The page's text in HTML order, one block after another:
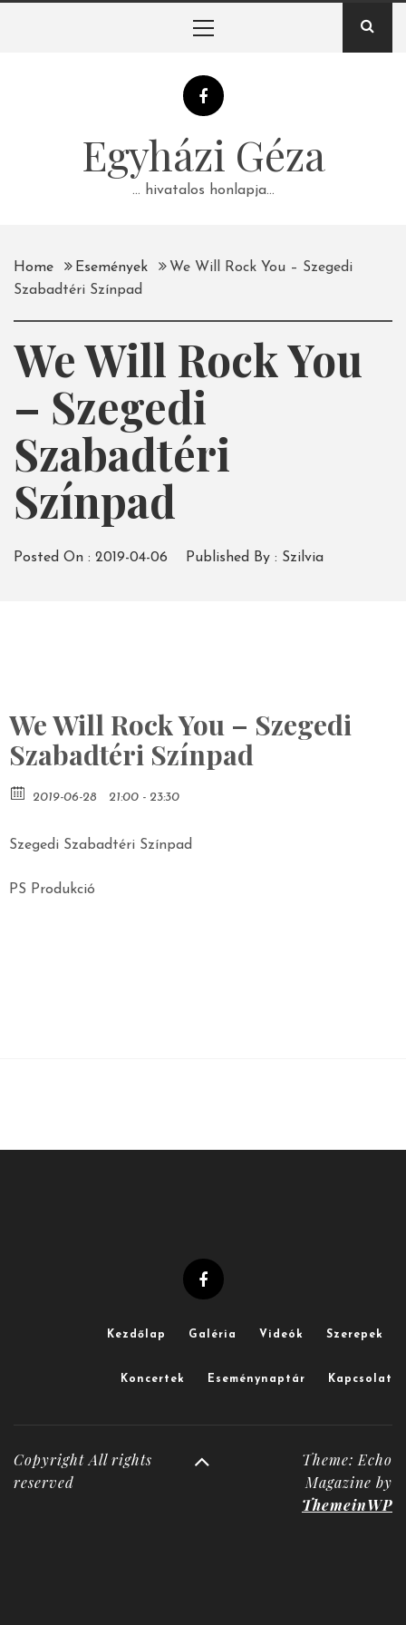
Egyházi Géza
… hivatalos honlapja…
Home Események
We Will Rock You – Szegedi
Szabadtéri Színpad
We Will Rock You
– Szegedi
Szabadtéri
Színpad
Posted On : 2019-04-06 Published By : Szilvia
We Will Rock You – Szegedi
Szabadtéri Színpad
2019-06-28 21:00 - 23:30
Szegedi Szabadtéri Színpad
PS Produkció
Kezdőlap Galéria Videók Szerepek
Koncertek Eseménynaptár Kapcsolat
Copyright All rights
reserved
Theme: Echo
Magazine by
ThemeinWP